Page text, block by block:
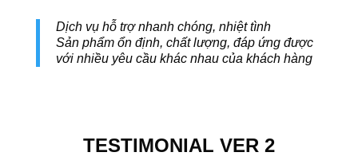
Dịch vụ hỗ trợ nhanh chóng, nhiệt tình
Sản phẩm ổn định, chất lượng, đáp ứng được
với nhiều yêu cầu khác nhau của khách hàng
TESTIMONIAL VER 2